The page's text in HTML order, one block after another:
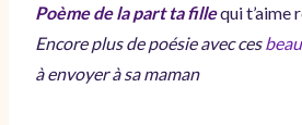
Poème de la part ta fillequi t’aime
Encore plus de poésie avec ces
à envoyer à sa maman